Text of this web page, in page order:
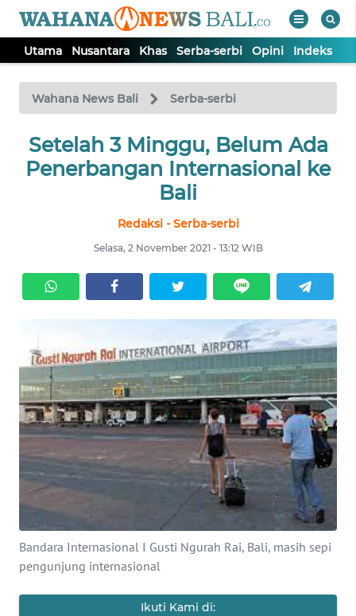
Utama Nusantara Khas Serba-serbi Opini Indeks
Wahana News Bali Serba-serbi
Setelah 3 Minggu, Belum Ada
Penerbangan Internasional ke
Bali
Redaksi - Serba-serbi
Selasa, 2 November 2021 - 13:12 WIB
Bandara Internasional I Gusti Ngurah Rai, Bali, masih sepi
pengunjung internasional
Ikuti Kami di:
TV
Tutup
UTAMA
SERBA-
SERBI
Informasi
INDEKS
BERITA
KONTAK
KAMI
INFO
IKLAN
TENTANG